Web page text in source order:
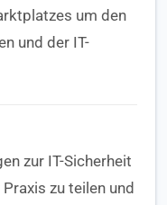
um den
und der IT-
zur IT-Sicherheit
zu teilen und